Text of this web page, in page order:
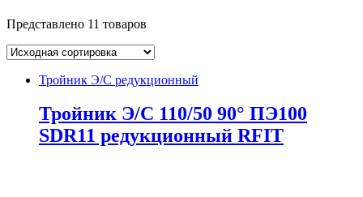
Представлено 11 товаров
Тройник Э/С редукционный
Тройник Э/С 110/50 90° ПЭ100
SDR11 редукционный RFIT